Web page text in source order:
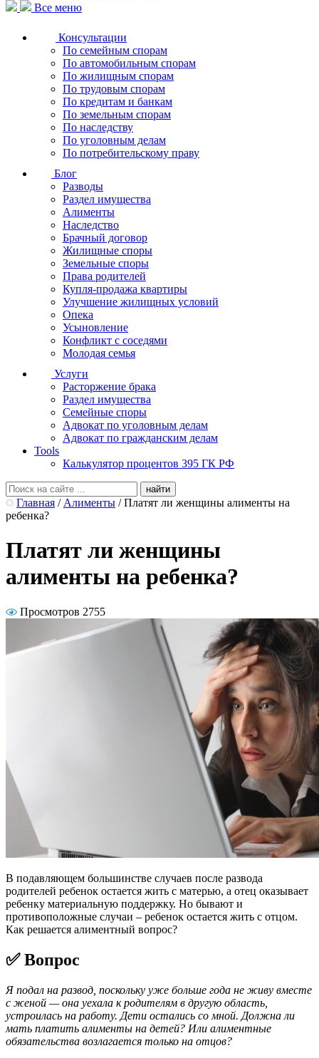
Все меню
Консультации
По семейным спорам
По автомобильным спорам
По жилищным спорам
По трудовым спорам
По кредитам и банкам
По земельным спорам
По наследству
По уголовным делам
По потребительскому праву
Блог
Разводы
Раздел имущества
Алименты
Наследство
Брачный договор
Жилищные споры
Земельные споры
Права родителей
Купля-продажа квартиры
Улучшение жилищных условий
Опека
Усыновление
Конфликт с соседями
Молодая семья
Услуги
Расторжение брака
Раздел имущества
Семейные споры
Адвокат по уголовным делам
Адвокат по гражданским делам
Tools
Калькулятор процентов 395 ГК РФ
Главная / Алименты / Платят ли женщины алименты на
ребенка?
Платят ли женщины
алименты на ребенка?
Просмотров 2755
В подавляющем большинстве случаев после развода
родителей ребенок остается жить с матерью, а отец оказывает
ребенку материальную поддержку. Но бывают и
противоположные случаи – ребенок остается жить с отцом.
Как решается алиментный вопрос?
✅ Вопрос
Я подал на развод, поскольку уже больше года не живу вместе
с женой — она уехала к родителям в другую область,
устроилась на работу. Дети остались со мной. Должна ли
мать платить алименты на детей? Или алиментные
обязательства возлагается только на отцов?